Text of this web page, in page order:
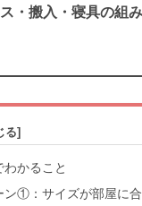
・搬入・寝具の組
わかること
ン①：サイズが部屋に